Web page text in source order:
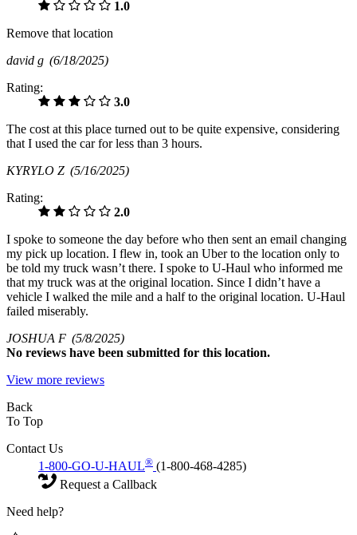
1.0
Remove that location
david g (6/18/2025)
Rating:
3.0
The cost at this place turned out to be quite expensive, considering
that I used the car for less than 3 hours.
KYRYLO Z (5/16/2025)
Rating:
2.0
I spoke to someone the day before who then sent an email changing
my pick up location. I flew in, took an Uber to the location only to
be told my truck wasn’t there. I spoke to U-Haul who informed me
that my truck was at the original location. Since I didn’t have a
vehicle I walked the mile and a half to the original location. U-Haul
failed miserably.
JOSHUA F (5/8/2025)
No reviews have been submitted for this location.
View more reviews
Back
To Top
Contact Us
1-800-GO-U-HAUL® (1-800-468-4285)
Request a Callback
Need help?